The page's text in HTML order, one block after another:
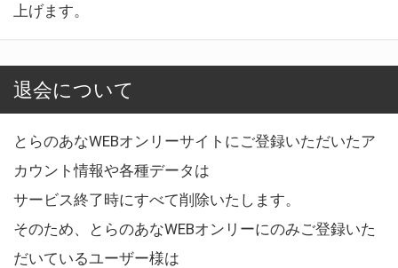
上げます。
退会について
とらのあなWEBオンリーサイトにご登録いただいたア
カウント情報や各種データは
サービス終了時にすべて削除いたします。
そのため、とらのあなWEBオンリーにのみご登録いた
だいているユーザー様は